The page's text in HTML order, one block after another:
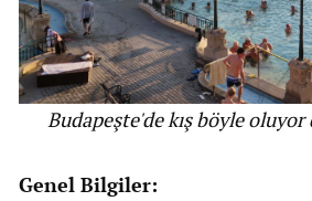
Budapeşte'de kış böyle
Genel Bilgiler: